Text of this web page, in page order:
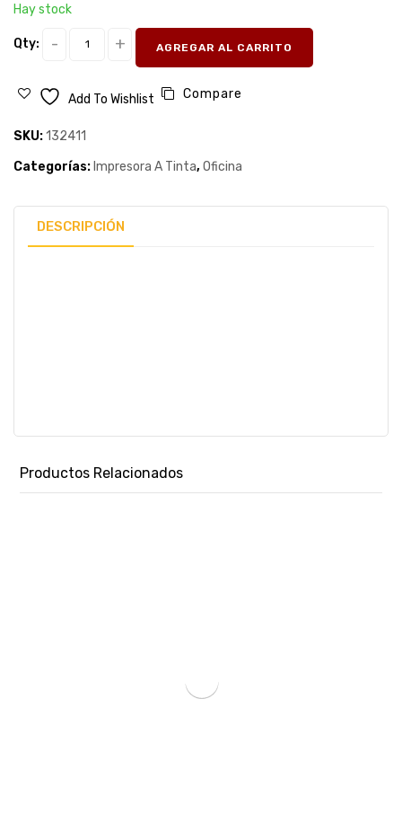
Hay stock
Qty: AGREGAR AL CARRITO
Add To Wishlist Compare
SKU:132411
Categorías: Impresora A Tinta, Oficina
DESCRIPCIÓN
Productos Relacionados